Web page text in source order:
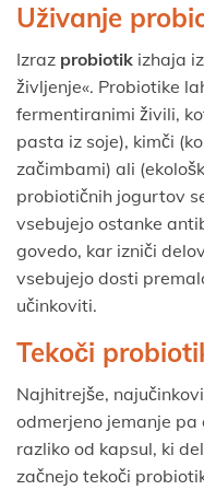
Uživanje
Izraz probiotik izhaja
življenje«. Probiotike
fermentiranimi živili,
pasta iz soje), kimči
začimbami) ali
probiotičnih jogurtov
vsebujejo ostanke
govedo, kar izniči
vsebujejo dosti
učinkoviti.
Tekoči
Najhitrejše,
odmerjeno jemanje pa
razliko od kapsul, ki
začnejo tekoči